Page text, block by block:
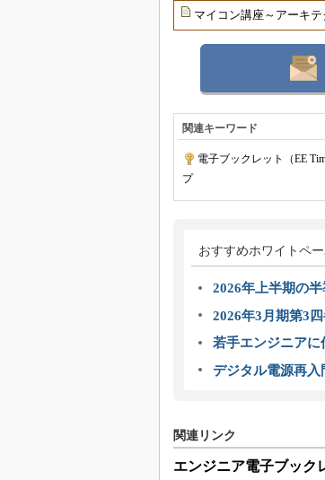
マイコン講座～アーキ
関連キーワード
電子ブックレット（EE
プ
おすすめホワイトペ
2026年上半期の
2026年3月期第3
若手エンジニアに
デジタル電源再入
関連リンク
エンジニア電子ブック